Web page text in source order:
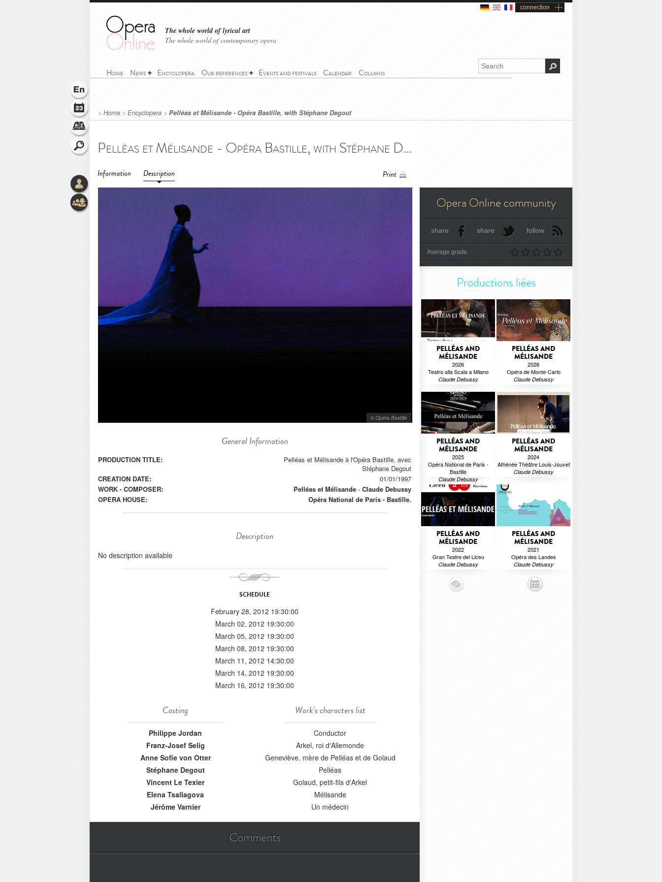
connection
The whole world of lyrical art
The whole world of contemporary opera
Home News Encyclopera Our references Events and festivals Calendar Columns
> Home > Encyclopera > Pelléas et Mélisande - Opéra Bastille, with Stéphane Degout
Pelléas et Mélisande - Opéra Bastille, with Stéphane Degout - Pelléas et Mélisande à l'Opéra Bastille, avec Stéphane Degout
Information Description Print
© Opéra Bastille
General Information
PRODUCTION TITLE:
Pelléas et Mélisande à l'Opéra Bastille, avec
Stéphane Degout
CREATION DATE:
01/01/1997
WORK - COMPOSER:
Pelléas et Mélisande - Claude Debussy
OPERA HOUSE:
Opéra National de Paris - Bastille.
Description
No description available
SCHEDULE
February 28, 2012 19:30:00
March 02, 2012 19:30:00
March 05, 2012 19:30:00
March 08, 2012 19:30:00
March 11, 2012 14:30:00
March 14, 2012 19:30:00
March 16, 2012 19:30:00
Casting
Philippe Jordan
Franz-Josef Selig
Anne Sofie von Otter
Stéphane Degout
Vincent Le Texier
Elena Tsallagova
Jérôme Varnier
Work's characters list
Conductor
Arkel, roi d'Allemonde
Geneviève, mère de Pelléas et de Golaud
Pelléas
Golaud, petit-fils d'Arkel
Mélisande
Un médecin
Comments
Opera Online community
share share follow
Average grade
Productions liées
PELLÉAS AND
MÉLISANDE
2026
Teatro alla Scala a Milano
Claude Debussy
PELLÉAS AND
MÉLISANDE
2026
Opéra de Monte-Carlo
Claude Debussy
PELLÉAS AND
MÉLISANDE
2025
Opéra National de Paris -
Bastille
Claude Debussy
PELLÉAS AND
MÉLISANDE
2024
Athénée Théâtre Louis-Jouvet
Claude Debussy
PELLÉAS AND
MÉLISANDE
2022
Gran Teatre del Liceu
Claude Debussy
PELLÉAS AND
MÉLISANDE
2021
Opéra des Landes
Claude Debussy